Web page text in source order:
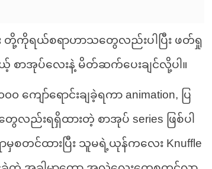
း တို့ကိုရယ်စရာဟာသတွေလည်းပါပြီး ဖတ်ရှု
စာအုပ်လေးနဲ့ မိတ်ဆက်ပေးချင်လို့ပါ။
ကျော်ရောင်းချခဲ့ရကာ animation, ပြ
လည်းရရှိထားတဲ့ စာအုပ် series ဖြစ်ပါ
စတင်ထားပြီး သူမရဲ့ယုန်ကလေး Knuffle